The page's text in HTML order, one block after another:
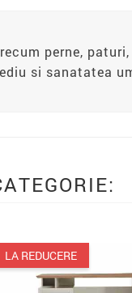
perne,
si sanatatea